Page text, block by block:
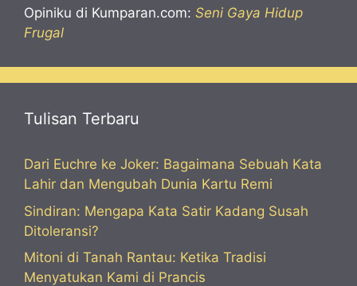
Opiniku di Kumparan.com: Seni Gaya Hidup
Frugal
Tulisan Terbaru
Dari Euchre ke Joker: Bagaimana Sebuah Kata
Lahir dan Mengubah Dunia Kartu Remi
Sindiran: Mengapa Kata Satir Kadang Susah
Ditoleransi?
Mitoni di Tanah Rantau: Ketika Tradisi
Menyatukan Kami di Prancis